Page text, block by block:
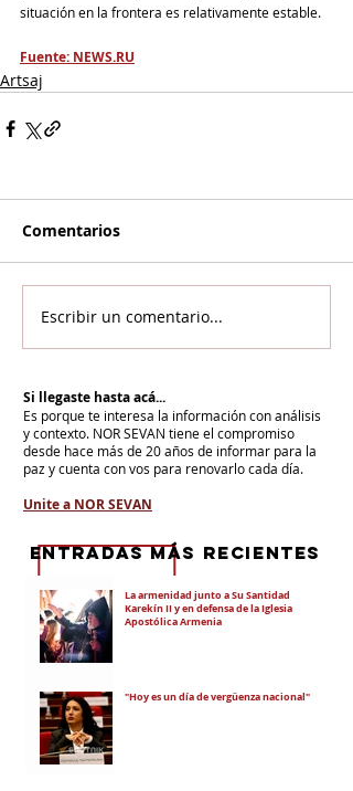
situación en la frontera es relativamente estable.
Fuente: NEWS.RU
Artsaj
Comentarios
Escribir un comentario...
Si llegaste hasta acá...
Es porque te interesa la información con análisis
y contexto. NOR SEVAN tiene el compromiso
desde hace más de 20 años de informar para la
paz y cuenta con vos para renovarlo cada día.
Unite a NOR SEVAN
La armenidad junto a Su Santidad
Karekín II y en defensa de la Iglesia
Apostólica Armenia
"Hoy es un día de vergüenza nacional"
eNTRADAS MÁS RECIENTES